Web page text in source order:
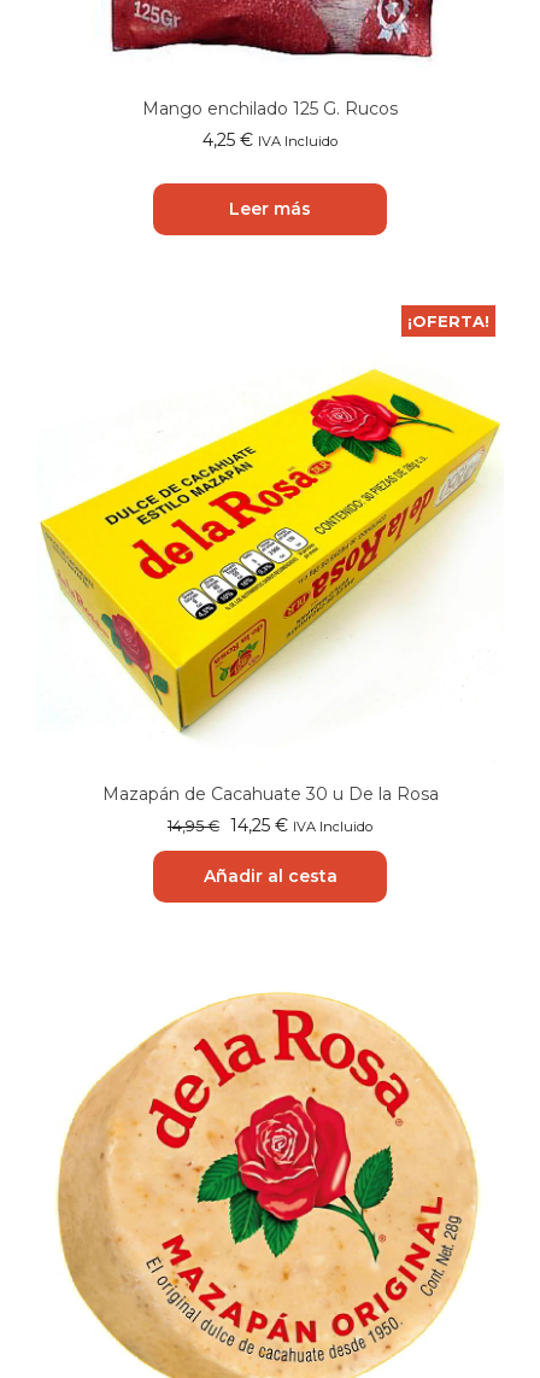
Mango enchilado 125 G. Rucos
4,25 € IVA Incluido
Leer más
¡OFERTA!
Mazapán de Cacahuate 30 u De la Rosa
14,95€ El
precio
original
era:
14,25 €El
precio
actual
es:
IVA Incluido
Añadir al cesta